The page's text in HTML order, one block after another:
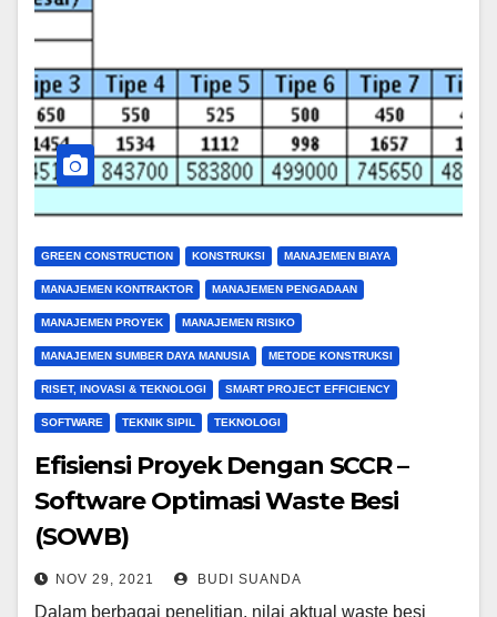
GREEN CONSTRUCTION KONSTRUKSI MANAJEMEN BIAYA
MANAJEMEN KONTRAKTOR MANAJEMEN PENGADAAN
MANAJEMEN PROYEK MANAJEMEN RISIKO
MANAJEMEN SUMBER DAYA MANUSIA METODE KONSTRUKSI
RISET, INOVASI & TEKNOLOGI SMART PROJECT EFFICIENCY
SOFTWARE TEKNIK SIPIL TEKNOLOGI
Efisiensi Proyek Dengan SCCR –
Software Optimasi Waste Besi
(SOWB)
NOV 29, 2021 BUDI SUANDA
Dalam berbagai penelitian, nilai aktual waste besi